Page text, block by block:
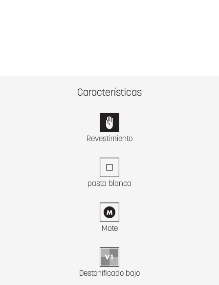
Características
Revestimiento
pasta blanca
Mate
Destonificado bajo